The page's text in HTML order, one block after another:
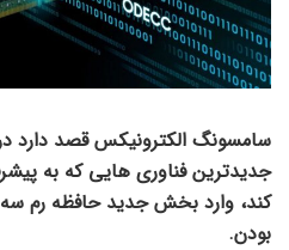
جدیدترین فناوری هایی که به
کند، وارد بخش جدید حافظه رم
بودن.